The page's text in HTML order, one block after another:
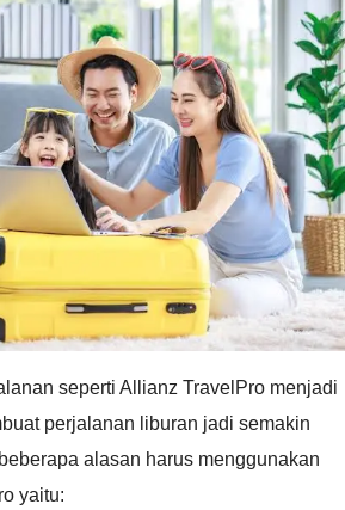
seperti Allianz TravelPro menjadi
perjalanan liburan jadi semakin
alasan harus menggunakan
yaitu: